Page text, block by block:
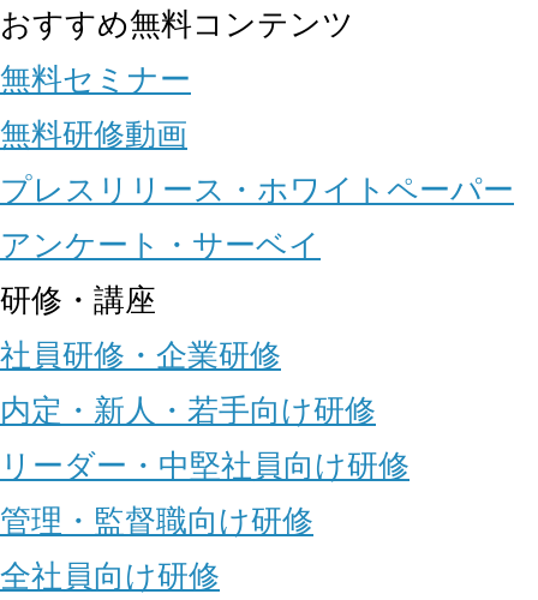
おすすめ無料コンテンツ
無料セミナー
無料研修動画
プレスリリース・ホワイトペーパー
アンケート・サーベイ
研修・講座
社員研修・企業研修
内定・新人・若手向け研修
リーダー・中堅社員向け研修
管理・監督職向け研修
全社員向け研修